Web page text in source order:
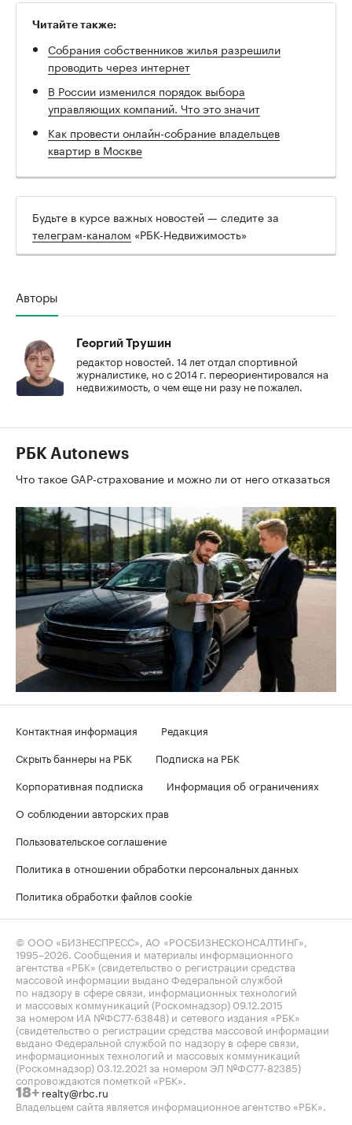
Читайте также:
Cобрания собственников жилья разрешили
проводить через интернет
В России изменился порядок выбора
управляющих компаний. Что это значит
Как провести онлайн-собрание владельцев
квартир в Москве
Будьте в курсе важных новостей — следите за
телеграм-каналом «РБК-Недвижимость»
Авторы
Георгий Трушин
редактор новостей. 14 лет отдал спортивной
журналистике, но с 2014 г. переориентировался на
недвижимость, о чем еще ни разу не пожалел.
РБК Autonews
Что такое GAP-страхование и можно ли от него отказаться
Контактная информация
Редакция
Скрыть баннеры на РБК
Подписка на РБК
Корпоративная подписка
Информация об ограничениях
О соблюдении авторских прав
Пользовательское соглашение
Политика в отношении обработки персональных данных
Политика обработки файлов cookie
© ООО «БИЗНЕСПРЕСС», АО «РОСБИЗНЕСКОНСАЛТИНГ»,
1995–2026 . Сообщения и материалы информационного
агентства «РБК» (свидетельство о регистрации средства
массовой информации выдано Федеральной службой
по надзору в сфере связи, информационных технологий
и массовых коммуникаций (Роскомнадзор) 09.12.2015
за номером ИА №ФС77-63848) и сетевого издания «РБК»
(свидетельство о регистрации средства массовой информации
выдано Федеральной службой по надзору в сфере связи,
информационных технологий и массовых коммуникаций
(Роскомнадзор) 03.12.2021 за номером ЭЛ №ФС77-82385)
сопровождаются пометкой «РБК».
18+ realty@rbc.ru
Владельцем сайта является информационное агентство «РБК».